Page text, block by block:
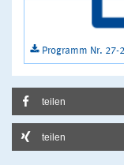
Programm Nr. 27-
teilen
teilen